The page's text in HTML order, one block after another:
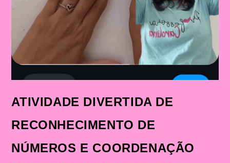
ATIVIDADE DIVERTIDA DE
RECONHECIMENTO DE
NÚMEROS E COORDENAÇÃO